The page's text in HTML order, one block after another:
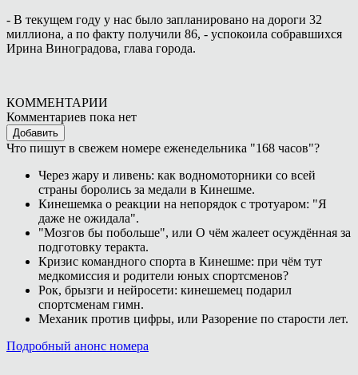
- В текущем году у нас было запланировано на дороги 32
миллиона, а по факту получили 86, - успокоила собравшихся
Ирина Виноградова, глава города.
КОММЕНТАРИИ
Комментариев пока нет
Добавить
Что пишут в свежем номере еженедельника "168 часов"?
Через жару и ливень: как водномоторники со всей
страны боролись за медали в Кинешме.
Кинешемка о реакции на непорядок с тротуаром: "Я
даже не ожидала".
"Мозгов бы побольше", или О чём жалеет осуждённая за
подготовку теракта.
Кризис командного спорта в Кинешме: при чём тут
медкомиссия и родители юных спортсменов?
Рок, брызги и нейросети: кинешемец подарил
спортсменам гимн.
Механик против цифры, или Разорение по старости лет.
Подробный анонс номера